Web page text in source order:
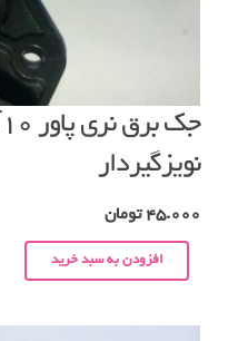
نویزگیردار
45.000 تومان
افزودن به سبد خرید